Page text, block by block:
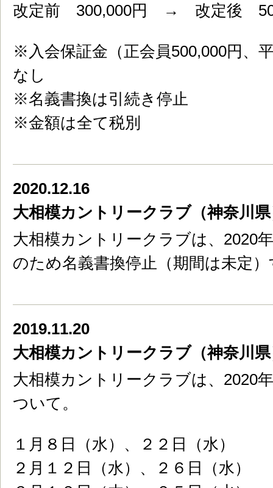
改定前 300,000円 → 改定後
※入会保証金（正会員500,000円、
なし
※名義書換は引続き停止
※金額は全て税別
2020.12.16
大相模カントリークラブ（神奈川
大相模カントリークラブは、2020
のため名義書換停止（期間は未定
2019.11.20
大相模カントリークラブ（神奈川
大相模カントリークラブは、2020
ついて。
１月８日（水）、２２日（水）
２月１２日（水）、２６日（水）